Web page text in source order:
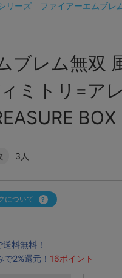
リーズ ファイアーエムブレ
ブレム無双
ミトリ=ア
BOX
3人
について
料無料！
2%還元！ 16ポイント